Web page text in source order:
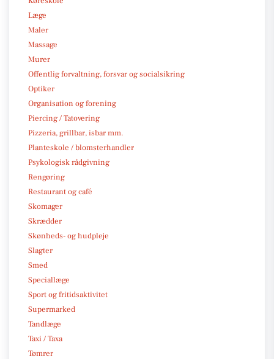
Læge
Maler
Massage
Murer
Offentlig forvaltning, forsvar og socialsikring
Optiker
Organisation og forening
Piercing / Tatovering
Pizzeria, grillbar, isbar mm.
Planteskole / blomsterhandler
Psykologisk rådgivning
Rengøring
Restaurant og café
Skomager
Skrædder
Skønheds- og hudpleje
Slagter
Smed
Speciallæge
Sport og fritidsaktivitet
Supermarked
Tandlæge
Taxi / Taxa
Tømrer